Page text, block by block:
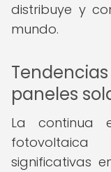
distribuye y
mundo.
paneles
La continua
significativas